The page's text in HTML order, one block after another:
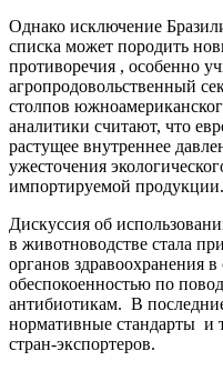
Однако исключение
списка может породить
противоречия , особенно
агропродовольственный
столпов
аналитики считают, что
растущее внутреннее
ужесточения
импортируемой продукции.
Дискуссия об
в животноводстве стала
органов здравоохранения в
обеспокоенностью по
антибиотикам. В
нормативные стандарты и
стран-экспортеров.